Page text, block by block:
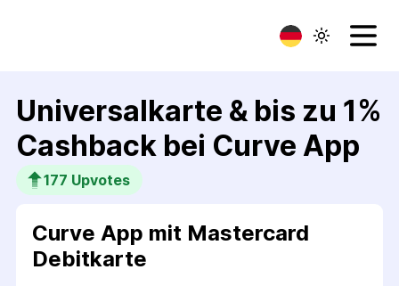
Universalkarte & bis zu 1%
Cashback bei Curve App
177 Upvotes
Curve App mit Mastercard
Debit­karte